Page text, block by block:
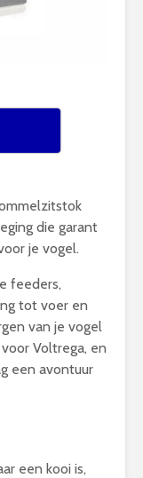
die garant
je vogel.
feeders,
tot voer en
van je vogel
Voltrega, en
een avontuur
een kooi is,